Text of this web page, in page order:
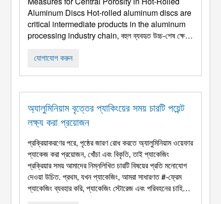
Aluminum Discs Hot-rolled aluminum discs are
critical intermediate products in the aluminum
processing industry chain, বহুল ব্যবহৃত উচ্চ-শেষ ক্ষেত্র
মহাকাশ. তাদের অভ্যন্তরীণ গুণমান সরাসরি যান্ত্রিক বৈশিষ্ট্য নির্ধারণ
যোগাযোগ করুন
অ্যালুমিনিয়াম বৃত্তের প্যাকিংয়ের সময় চারটি পয়েন্ট
লক্ষ্য করা প্রয়োজন
প্রক্রিয়াকরণের পরে, পৃষ্ঠের জারণ রোধ করতে অ্যালুমিনিয়াম ওয়েফার
প্যাকেজ করা প্রয়োজন, খোঁচা এবং বিকৃতি, তাই প্যাকেজিং
প্রক্রিয়ার সময় আমাদের নিম্নলিখিত চারটি বিষয়ের প্রতি মনোযোগ
দেওয়া উচিত. প্রথম, যখন প্যাকেজিং, আমরা সাধারণত #-ফ্রেম
প্যাকেজিং ব্যবহার করি, প্যাকেজিং স্টোরেজ এবং পরিবহনের চাহিদা